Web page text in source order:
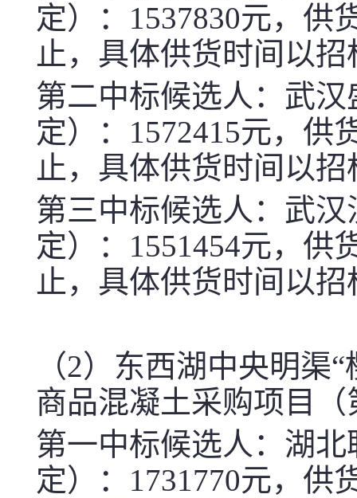
定）： 1537830元，供
止，具体供货时间以
第二中标候选人：武
定）： 1572415元，供
止，具体供货时间以
第三中标候选人：武
定）： 1551454元，供
止，具体供货时间以
（2）东西湖中央明渠
商品混凝土采购项目
第一中标候选人：湖
定）： 1731770元，供